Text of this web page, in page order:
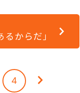
からだ」
4